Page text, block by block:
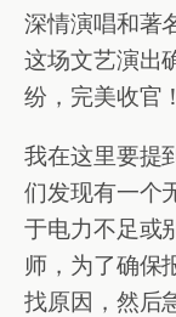
深情演唱和著
这场文艺演出
纷，完美收官！
我在这里要提
们发现有一个
于电力不足或
师，为了确保
找原因，然后